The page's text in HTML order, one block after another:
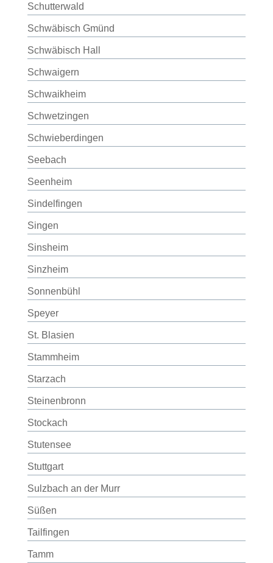
Schutterwald
Schwäbisch Gmünd
Schwäbisch Hall
Schwaigern
Schwaikheim
Schwetzingen
Schwieberdingen
Seebach
Seenheim
Sindelfingen
Singen
Sinsheim
Sinzheim
Sonnenbühl
Speyer
St. Blasien
Stammheim
Starzach
Steinenbronn
Stockach
Stutensee
Stuttgart
Sulzbach an der Murr
Süßen
Tailfingen
Tamm